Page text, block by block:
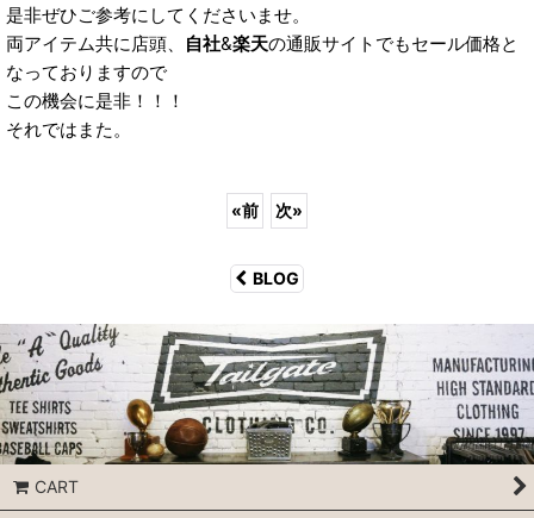
是非ぜひご参考にしてくださいませ。
両アイテム共に店頭、
自社&楽天の通販サイトでもセール価格と
なっておりますので
この機会に是非！！！
それではまた。
«前 次»
BLOG
CART